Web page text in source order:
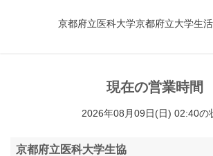
京都府立医科大学京都府立大学生
現在の営業時間
2026年08月09日(日) 02:40の
京都府立医科大学生協